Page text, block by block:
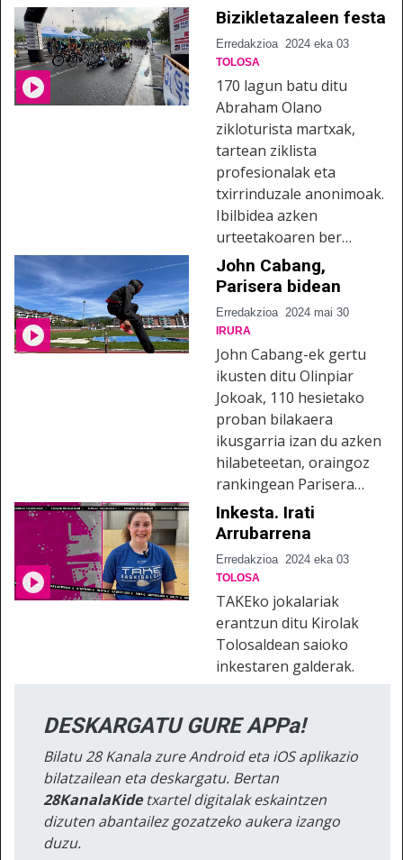
Bizikletazaleen festa
Erredakzioa 2024 eka 03
TOLOSA
170 lagun batu ditu
Abraham Olano
zikloturista martxak,
tartean ziklista
profesionalak eta
txirrinduzale anonimoak.
Ibilbidea azken
urteetakoaren ber…
John Cabang,
Parisera bidean
Erredakzioa 2024 mai 30
IRURA
John Cabang-ek gertu
ikusten ditu Olinpiar
Jokoak, 110 hesietako
proban bilakaera
ikusgarria izan du azken
hilabeteetan, oraingoz
rankingean Parisera…
Inkesta. Irati
Arrubarrena
Erredakzioa 2024 eka 03
TOLOSA
TAKEko jokalariak
erantzun ditu Kirolak
Tolosaldean saioko
inkestaren galderak.
DESKARGATU GURE APPa!
Bilatu 28 Kanala zure Android eta iOS aplikazio
bilatzailean eta deskargatu. Bertan
28KanalaKidetxartel digitalak eskaintzen
dizuten abantailez gozatzeko aukera izango
duzu.